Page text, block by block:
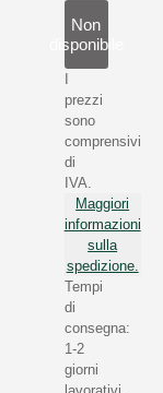
Non
disponibile
prezzi
sono
comprensivi
di
IVA.
Maggiori
informazioni
sulla
spedizione.
Tempi
di
consegna:
1-2
giorni